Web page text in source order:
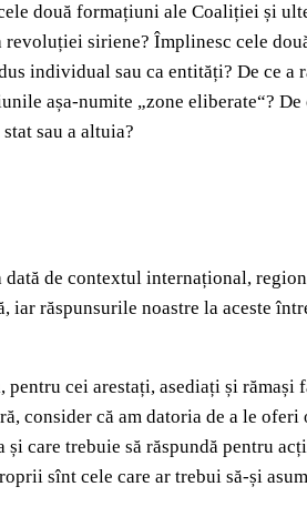
două formațiuni ale Coaliției și
siriene? Împlinesc cele
individual sau ca entități? De ce
așa‑numite „zone eliberate“?
sau a altuia?
de contextul internațional,
răspunsurile noastre la aceste
cei arestați, asediați și
consider că am datoria de a le
care trebuie să răspundă pentru
sînt cele care ar trebui să‑și